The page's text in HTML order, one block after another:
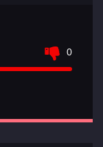
0